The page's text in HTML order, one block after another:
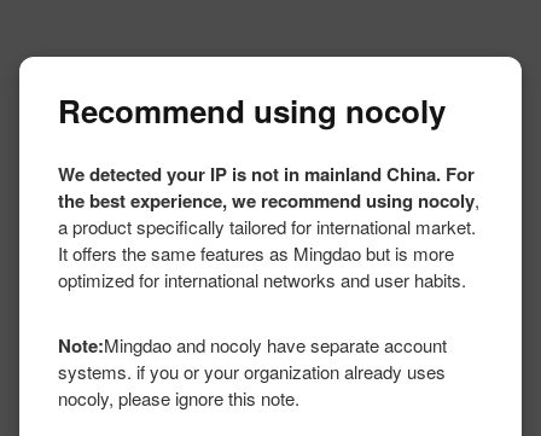
Recommend using nocoly
We detected your IP is not in mainland China. For
the best experience, we recommend using nocoly,
a product specifically tailored for international market.
It offers the same features as Mingdao but is more
optimized for international networks and user habits.
Note:Mingdao and nocoly have separate account
systems. if you or your organization already uses
nocoly, please ignore this note.